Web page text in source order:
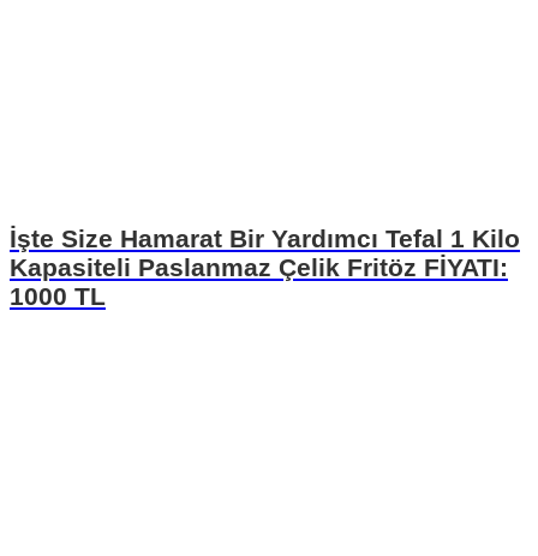
İşte Size Hamarat Bir Yardımcı Tefal 1 Kilo
Kapasiteli Paslanmaz Çelik Fritöz FİYATI:
1000 TL